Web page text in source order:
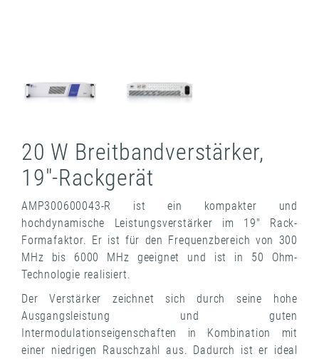
20 W Breitbandverstärker,
19"-Rackgerät
AMP300600043-R ist ein kompakter und
hochdynamische Leistungsverstärker im 19" Rack-
Formafaktor. Er ist für den Frequenzbereich von 300
MHz bis 6000 MHz geeignet und ist in 50 Ohm-
Technologie realisiert.
Der Verstärker zeichnet sich durch seine hohe
Ausgangsleistung und guten
Intermodulationseigenschaften in Kombination mit
einer niedrigen Rauschzahl aus. Dadurch ist er ideal